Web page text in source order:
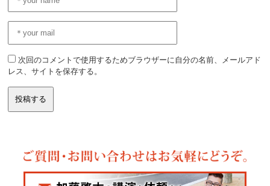
次回のコメントで使用するためブラウザーに自分の名前、メールアド
レス、サイトを保存する。